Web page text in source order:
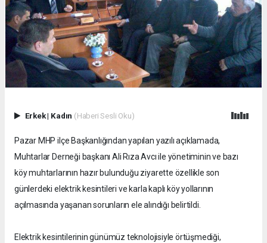
Erkek| Kadın (Haberi Sesli Oku)
Pazar MHP ilçe Başkanlığından yapılan yazılı açıklamada,
Muhtarlar Derneği başkanı Ali Rıza Avcı ile yönetiminin ve bazı
köy muhtarlarının hazır bulunduğu ziyarette özellikle son
günlerdeki elektrik kesintileri ve karla kaplı köy yollarının
açılmasında yaşanan sorunların ele alındığı belirtildi.
Elektrik kesintilerinin günümüz teknolojisiyle örtüşmediği,